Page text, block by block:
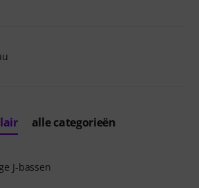
alle categorieën
J-bassen